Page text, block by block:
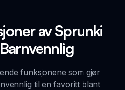
av Sprunki
funksjonene som gjør
til en favoritt blant